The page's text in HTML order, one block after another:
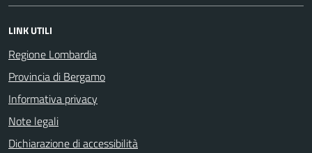
LINK UTILI
Regione Lombardia
Provincia di Bergamo
Informativa privacy
Note legali
Dichiarazione di accessibilità